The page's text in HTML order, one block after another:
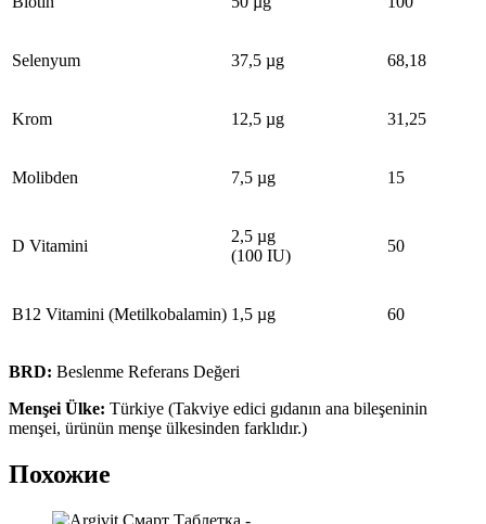
Selenyum 37,5 µg 68,18
Krom 12,5 µg 31,25
Molibden 7,5 µg 15
D Vitamini
2,5 µg
(100 IU)
50
B12 Vitamini (Metilkobalamin) 1,5 µg 60
BRD: Beslenme Referans Değeri
Menşei Ülke: Türkiye (Takviye edici gıdanın ana bileşeninin
menşei, ürünün menşe ülkesinden farklıdır.)
Похожие